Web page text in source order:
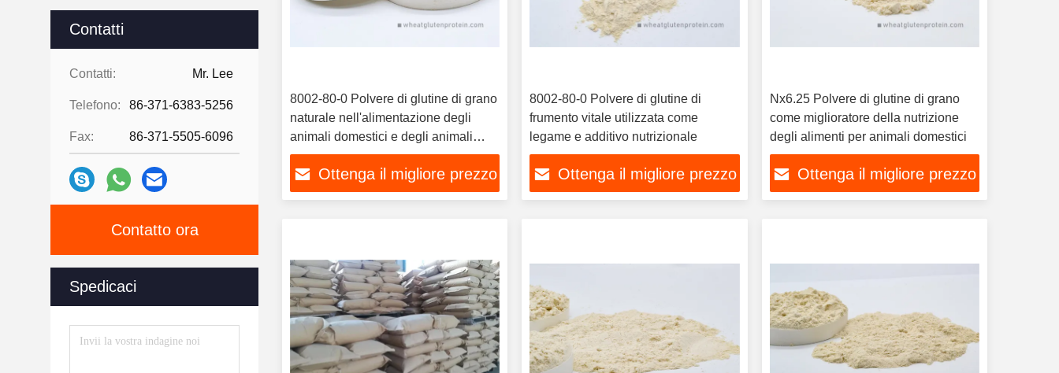
(15)
Polvere Di Glutine Pura(15)
Proteine Di Glutine In Polvere
(20)
Proteine Pellet(47)
Contatti
Contatti: Mr. Lee
Telefono: 86-371-6383-5256
Fax: 86-371-5505-6096
Contatto ora
Spedicaci
8002-80-0 Polvere di glutine di grano
naturale nell'alimentazione degli
animali domestici e degli animali
acquatici
Ottenga il migliore prezzo
8002-80-0 Polvere di glutine di
frumento vitale utilizzata come
legame e additivo nutrizionale
Ottenga il migliore prezzo
Nx6.25 Polvere di glutine di grano
come miglioratore della nutrizione
degli alimenti per animali domestici
Ottenga il migliore prezzo